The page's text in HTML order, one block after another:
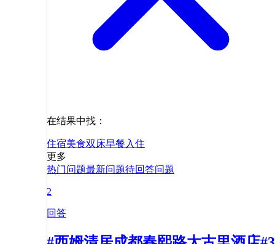
在结果中找：
住宿美食双床早餐 入住
更多
热门问题最新问题待回答问题
2
回答